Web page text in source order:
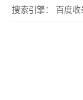
搜索引擎： 百度收